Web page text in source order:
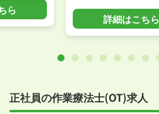
ら
詳細はこちら
正社員の作業療法士(OT)求人